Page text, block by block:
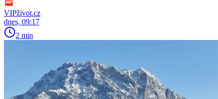
VIPživot.cz
dnes, 09:17
2 min